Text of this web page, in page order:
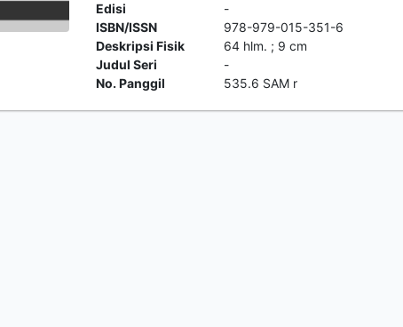
Edisi
-
ISBN/ISSN
978-979-015-351-6
Deskripsi Fisik
64 hlm. ; 9 cm
Judul Seri
-
No. Panggil
535.6 SAM r